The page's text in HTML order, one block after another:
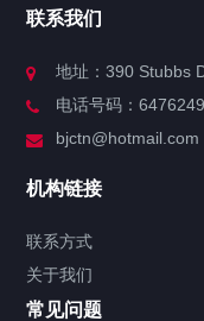
服务分类
签署类文件海牙认
联系我们
地址：390 Stubbs
电话号码：
bjctn@hotmail.com
机构链接
联系方式
关于我们
常见问题